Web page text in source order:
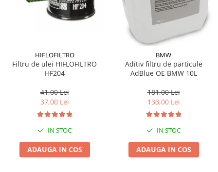
HIFLOFILTRO
Filtru de ulei HIFLOFILTRO
HF204
41,00 Lei
37,00 Lei
IN STOC
ADAUGA IN COS
BMW
Aditiv filtru de particule
AdBlue OE BMW 10L
181,00 Lei
133,00 Lei
IN STOC
ADAUGA IN COS